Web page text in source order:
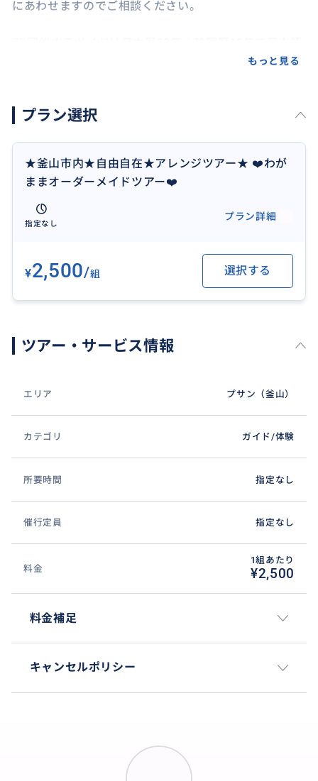
にあわせますのでご相談ください。
も韓国語もネイティブです。長年フリーで韓国語講師、
もっと見る
プラン選択
★釜山市内★自由自在★アレンジツアー★ ❤️わが
ままオーダーメイドツアー❤️
指定なし
プラン詳細
¥2,500/組 選択する
ツアー・サービス情報
エリア プサン（釜山）
カテゴリ ガイド/体験
所要時間 指定なし
催行定員 指定なし
料金
1組あたり
¥2,500
料金補足
キャンセルポリシー